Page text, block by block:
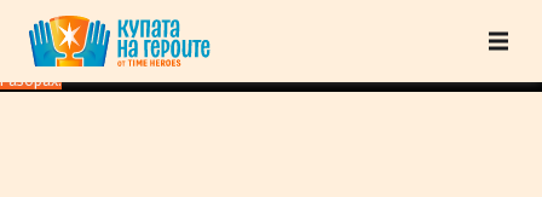
"Купата на героите" от TimeHeroes ползва cookies, за да осигурим по-
добро представяне на сайта и да подобрим Вашето преживяване.Научи
повече
Разбрах!